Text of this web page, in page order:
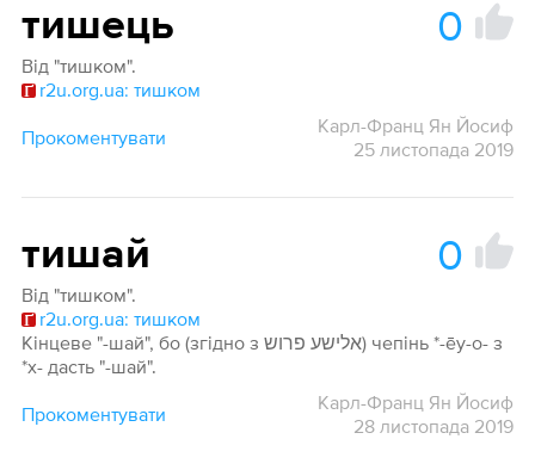
тишець 0
Від "тишком".
r2u.org.ua: тишком
Прокоментувати
Карл-Франц Ян Йосиф
25 листопада 2019
тишай 0
Від "тишком".
r2u.org.ua: тишком
Кінцеве "-шай", бо (згідно з אלישע פרוש) чепінь *-ēy-o- з
*х- дасть "-шай".
Прокоментувати
Карл-Франц Ян Йосиф
28 листопада 2019